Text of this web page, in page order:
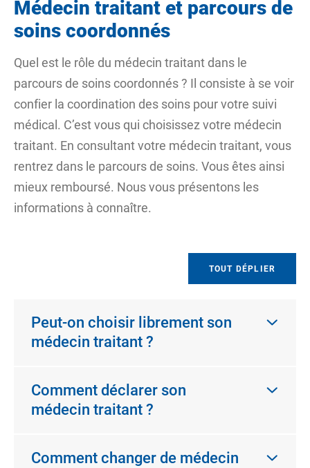
Médecin traitant et parcours de
soins coordonnés
Quel est le rôle du médecin traitant dans le
parcours de soins coordonnés ? Il consiste à se voir
confier la coordination des soins pour votre suivi
médical. C’est vous qui choisissez votre médecin
traitant. En consultant votre médecin traitant, vous
rentrez dans le parcours de soins. Vous êtes ainsi
mieux remboursé. Nous vous présentons les
informations à connaître.
TOUT DÉPLIER
Peut-on choisir librement son
médecin traitant ?
Comment déclarer son
médecin traitant ?
Comment changer de médecin